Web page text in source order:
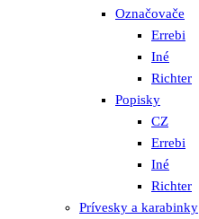
Označovače
Errebi
Iné
Richter
Popisky
CZ
Errebi
Iné
Richter
Prívesky a karabinky